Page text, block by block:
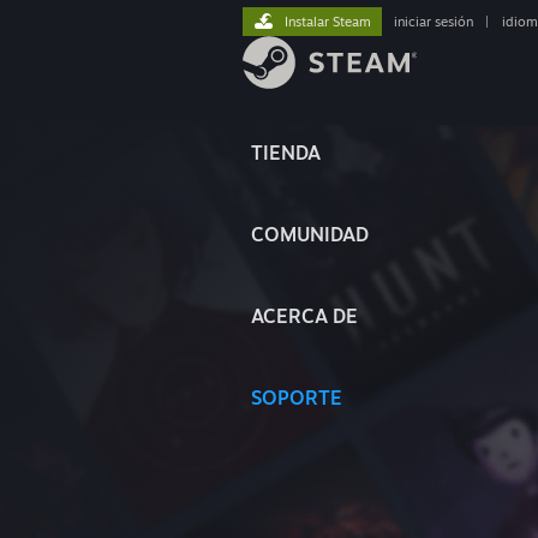
TIENDA
COMUNIDAD
ACERCA DE
SOPORTE
Instalar Steam iniciar sesión